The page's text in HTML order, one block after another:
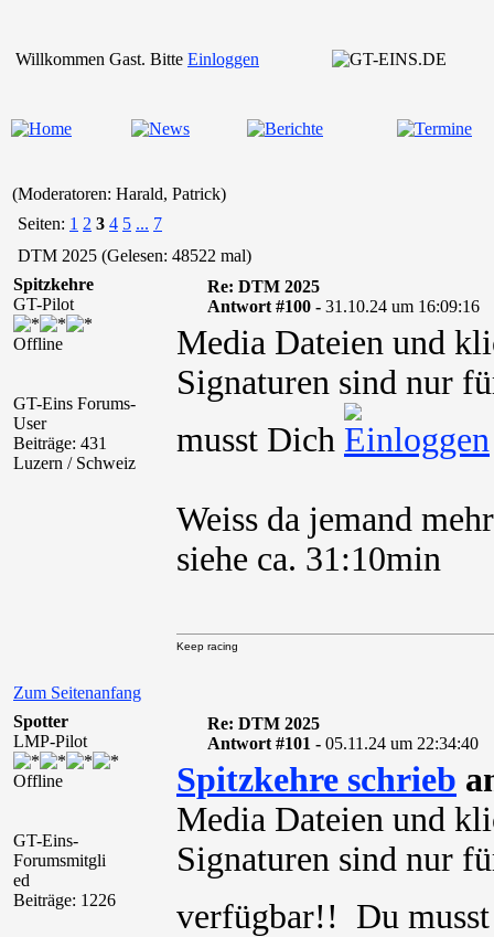
Willkommen Gast. Bitte Einloggen
(Moderatoren: Harald, Patrick)
Seiten: 1 2 3 4 5 ... 7
DTM 2025 (Gelesen: 48522 mal)
Spitzkehre
GT-Pilot
Offline
GT-Eins Forums-
User
Beiträge: 431
Luzern / Schweiz
Re: DTM 2025
Antwort #100 - 31.10.24 um 16:09:16
Media Dateien und
Signaturen sind nur
musst Dich
Weiss da jemand
siehe ca. 31:10min
Zum Seitenanfang
Keep racing
Spotter
LMP-Pilot
Offline
GT-Eins-
Forumsmitgli
ed
Beiträge: 1226
Re: DTM 2025
Antwort #101 - 05.11.24 um 22:34:40
Spitzkehre schrieb
Media Dateien und
Signaturen sind nur
verfügbar!! Du